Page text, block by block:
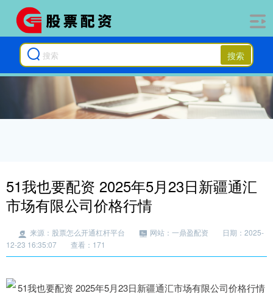
搜索
51我也要配资 2025年5月23日新疆通汇
市场有限公司价格行情
来源：股票怎么开通杠杆平台 网站：一鼎盈配资
日期：2025-
12-23 16:35:07
查看：171